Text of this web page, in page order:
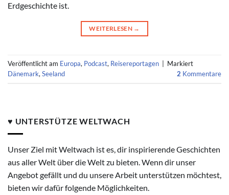
Erdgeschichte ist.
WEITERLESEN →
Veröffentlicht am Europa, Podcast, Reisereportagen
Markiert
Dänemark,Seeland 2 Kommentare
♥ UNTERSTÜTZE WELTWACH
Unser Ziel mit Weltwach ist es, dir inspirierende Geschichten
aus aller Welt über die Welt zu bieten. Wenn dir unser
Angebot gefällt und du unsere Arbeit unterstützen möchtest,
bieten wir dafür folgende Möglichkeiten.